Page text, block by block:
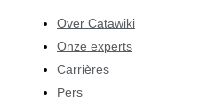
Over Catawiki
Onze experts
Carrières
Pers